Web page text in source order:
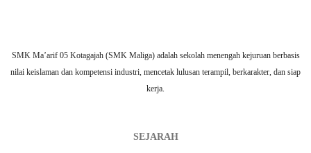
SMK Ma’arif 05 Kotagajah (SMK Maliga) adalah sekolah menengah kejuruan berbasis
nilai keislaman dan kompetensi industri, mencetak lulusan terampil, berkarakter, dan siap
kerja.
SEJARAH